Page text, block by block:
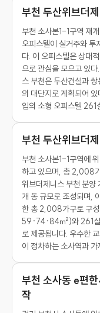
부천 두산위브더
부천 소사본1-1구역 재
오피스텔이 실거주와 투
다. 이 오피스텔은 상대
으로 관심을 모으고 있
스 부천은 두산건설과
의 대단지로 계획되어
입의 소형 오피스텔
부천 두산위브더
부천 소사본1-1구역에
하고 있으며, 총 2,008
위브더제니스 부천 분
개 동 규모로 조성되며,
한 총 2,008가구로 구성
59·74·84㎡)와 261
로 제공됩니다. 우수한
이 정차하는 소사역과
부천 소사동 e편
작